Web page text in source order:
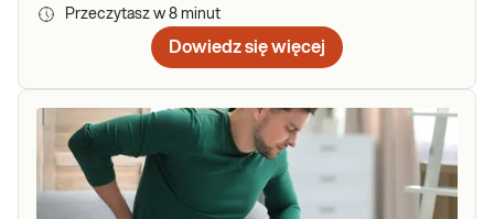
Przeczytasz w 8 minut
Dowiedz się więcej